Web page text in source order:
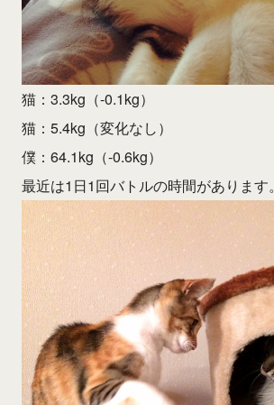
猫：3.3kg（-0.1kg）
猫：5.4kg（変化なし）
僕：64.1kg（-0.6kg）
最近は1日1回バトルの時間があります。